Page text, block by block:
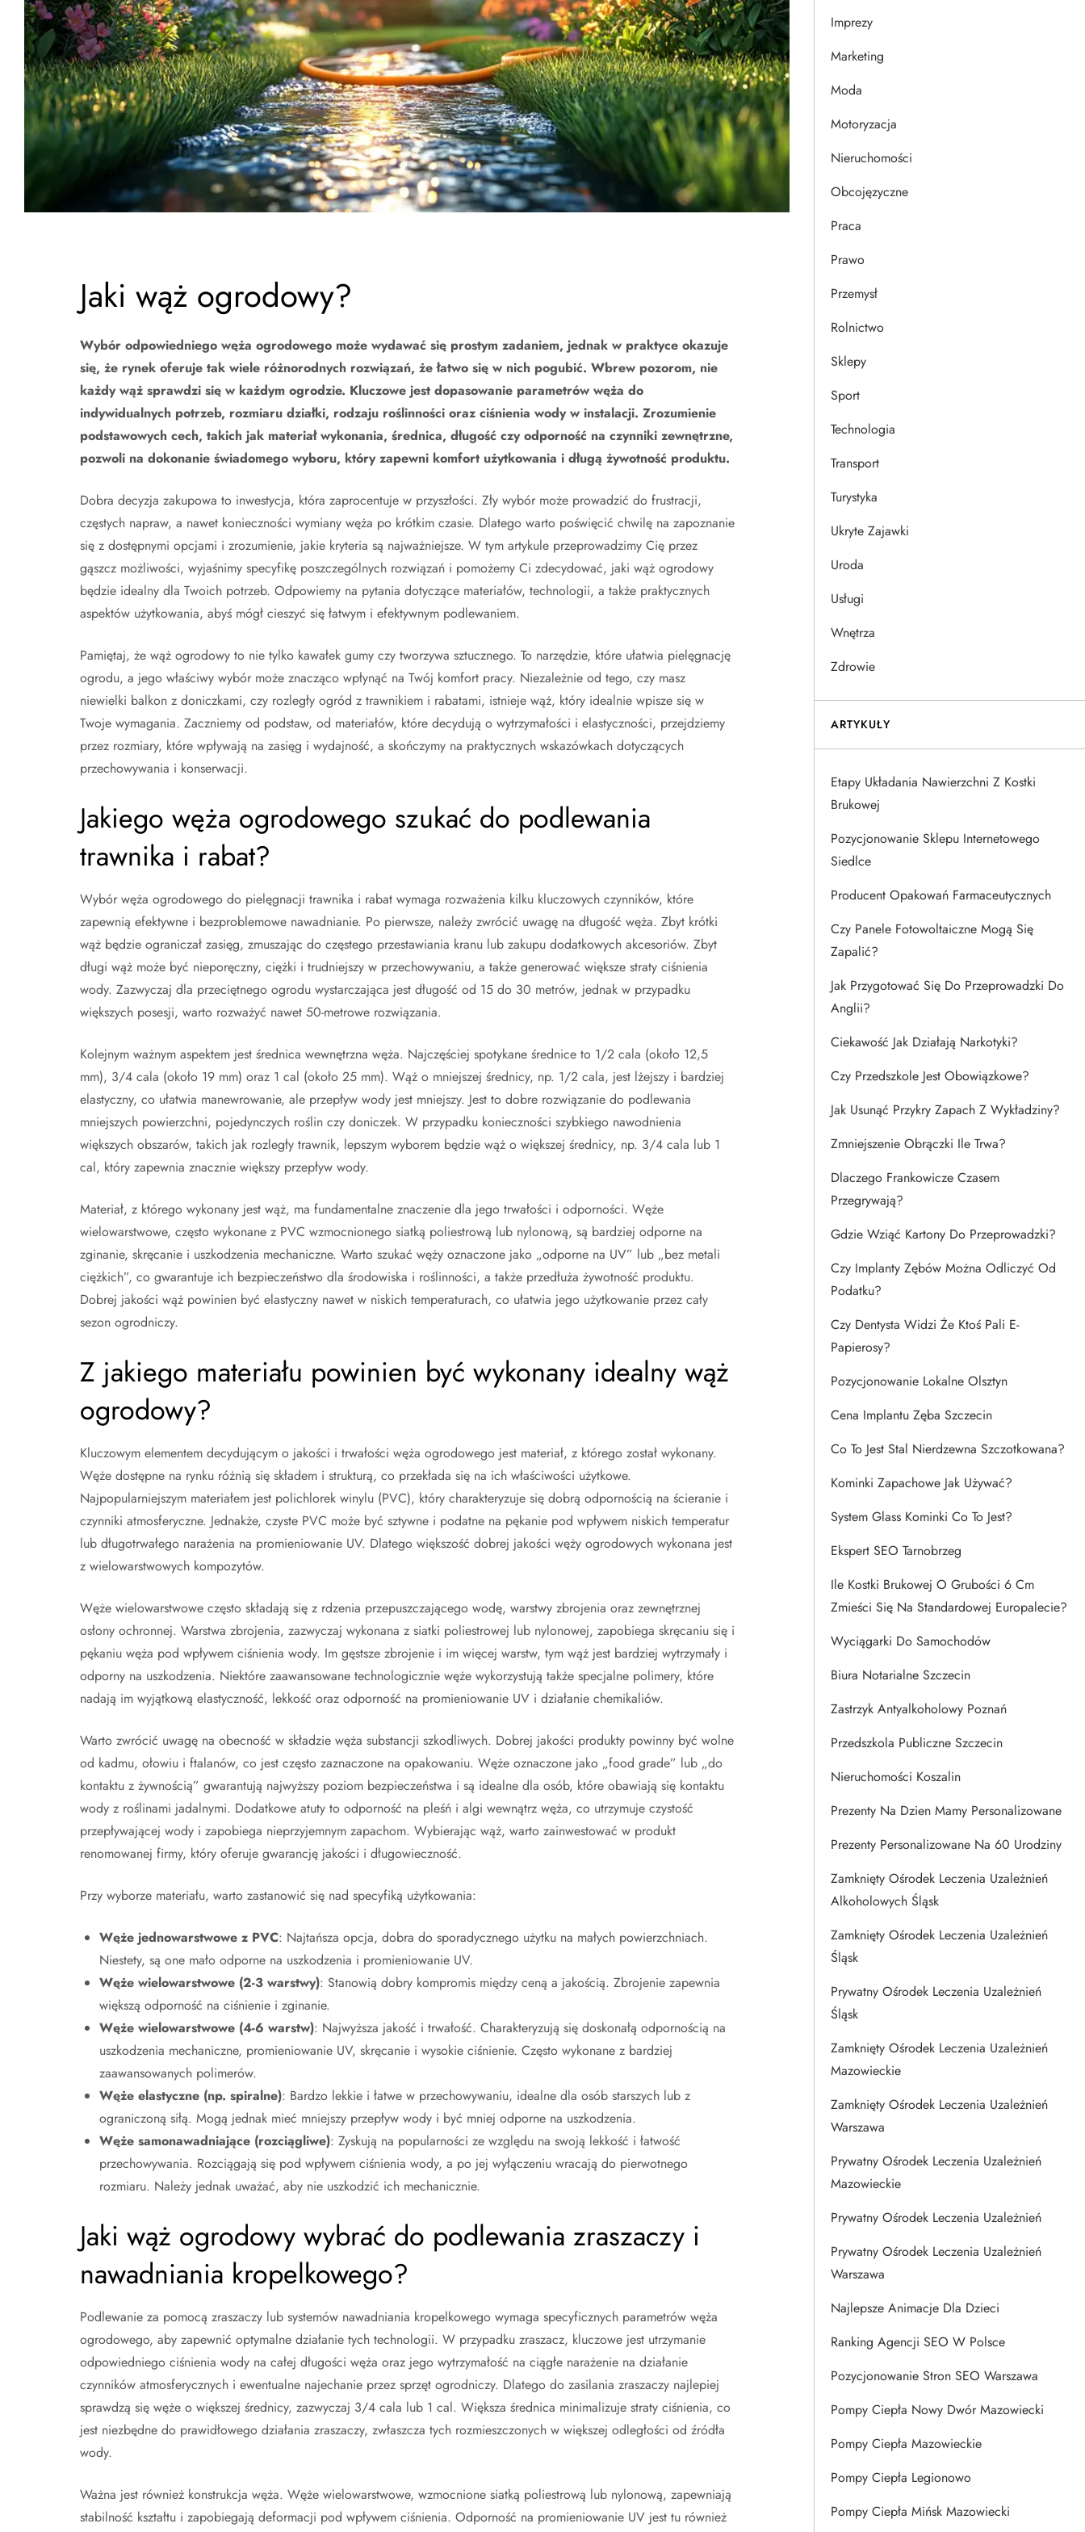
Jaki wąż ogrodowy?
Wybór odpowiedniego węża ogrodowego może wydawać się prostym zadaniem, jednak w praktyce okazuje
się, że rynek oferuje tak wiele różnorodnych rozwiązań, że łatwo się w nich pogubić. Wbrew pozorom, nie
każdy wąż sprawdzi się w każdym ogrodzie. Kluczowe jest dopasowanie parametrów węża do
indywidualnych potrzeb, rozmiaru działki, rodzaju roślinności oraz ciśnienia wody w instalacji. Zrozumienie
podstawowych cech, takich jak materiał wykonania, średnica, długość czy odporność na czynniki zewnętrzne,
pozwoli na dokonanie świadomego wyboru, który zapewni komfort użytkowania i długą żywotność produktu.
Dobra decyzja zakupowa to inwestycja, która zaprocentuje w przyszłości. Zły wybór może prowadzić do frustracji,
częstych napraw, a nawet konieczności wymiany węża po krótkim czasie. Dlatego warto poświęcić chwilę na zapoznanie
się z dostępnymi opcjami i zrozumienie, jakie kryteria są najważniejsze. W tym artykule przeprowadzimy Cię przez
gąszcz możliwości, wyjaśnimy specyfikę poszczególnych rozwiązań i pomożemy Ci zdecydować, jaki wąż ogrodowy
będzie idealny dla Twoich potrzeb. Odpowiemy na pytania dotyczące materiałów, technologii, a także praktycznych
aspektów użytkowania, abyś mógł cieszyć się łatwym i efektywnym podlewaniem.
Pamiętaj, że wąż ogrodowy to nie tylko kawałek gumy czy tworzywa sztucznego. To narzędzie, które ułatwia pielęgnację
ogrodu, a jego właściwy wybór może znacząco wpłynąć na Twój komfort pracy. Niezależnie od tego, czy masz
niewielki balkon z doniczkami, czy rozległy ogród z trawnikiem i rabatami, istnieje wąż, który idealnie wpisze się w
Twoje wymagania. Zaczniemy od podstaw, od materiałów, które decydują o wytrzymałości i elastyczności, przejdziemy
przez rozmiary, które wpływają na zasięg i wydajność, a skończymy na praktycznych wskazówkach dotyczących
przechowywania i konserwacji.
Jakiego węża ogrodowego szukać do podlewania
trawnika i rabat?
Wybór węża ogrodowego do pielęgnacji trawnika i rabat wymaga rozważenia kilku kluczowych czynników, które
zapewnią efektywne i bezproblemowe nawadnianie. Po pierwsze, należy zwrócić uwagę na długość węża. Zbyt krótki
wąż będzie ograniczał zasięg, zmuszając do częstego przestawiania kranu lub zakupu dodatkowych akcesoriów. Zbyt
długi wąż może być nieporęczny, ciężki i trudniejszy w przechowywaniu, a także generować większe straty ciśnienia
wody. Zazwyczaj dla przeciętnego ogrodu wystarczająca jest długość od 15 do 30 metrów, jednak w przypadku
większych posesji, warto rozważyć nawet 50-metrowe rozwiązania.
Kolejnym ważnym aspektem jest średnica wewnętrzna węża. Najczęściej spotykane średnice to 1/2 cala (około 12,5
mm), 3/4 cala (około 19 mm) oraz 1 cal (około 25 mm). Wąż o mniejszej średnicy, np. 1/2 cala, jest lżejszy i bardziej
elastyczny, co ułatwia manewrowanie, ale przepływ wody jest mniejszy. Jest to dobre rozwiązanie do podlewania
mniejszych powierzchni, pojedynczych roślin czy doniczek. W przypadku konieczności szybkiego nawodnienia
większych obszarów, takich jak rozległy trawnik, lepszym wyborem będzie wąż o większej średnicy, np. 3/4 cala lub 1
cal, który zapewnia znacznie większy przepływ wody.
Materiał, z którego wykonany jest wąż, ma fundamentalne znaczenie dla jego trwałości i odporności. Węże
wielowarstwowe, często wykonane z PVC wzmocnionego siatką poliestrową lub nylonową, są bardziej odporne na
zginanie, skręcanie i uszkodzenia mechaniczne. Warto szukać węży oznaczone jako „odporne na UV” lub „bez metali
ciężkich”, co gwarantuje ich bezpieczeństwo dla środowiska i roślinności, a także przedłuża żywotność produktu.
Dobrej jakości wąż powinien być elastyczny nawet w niskich temperaturach, co ułatwia jego użytkowanie przez cały
sezon ogrodniczy.
Z jakiego materiału powinien być wykonany idealny wąż
ogrodowy?
Kluczowym elementem decydującym o jakości i trwałości węża ogrodowego jest materiał, z którego został wykonany.
Węże dostępne na rynku różnią się składem i strukturą, co przekłada się na ich właściwości użytkowe.
Najpopularniejszym materiałem jest polichlorek winylu (PVC), który charakteryzuje się dobrą odpornością na ścieranie i
czynniki atmosferyczne. Jednakże, czyste PVC może być sztywne i podatne na pękanie pod wpływem niskich temperatur
lub długotrwałego narażenia na promieniowanie UV. Dlatego większość dobrej jakości węży ogrodowych wykonana jest
z wielowarstwowych kompozytów.
Węże wielowarstwowe często składają się z rdzenia przepuszczającego wodę, warstwy zbrojenia oraz zewnętrznej
osłony ochronnej. Warstwa zbrojenia, zazwyczaj wykonana z siatki poliestrowej lub nylonowej, zapobiega skręcaniu się i
pękaniu węża pod wpływem ciśnienia wody. Im gęstsze zbrojenie i im więcej warstw, tym wąż jest bardziej wytrzymały i
odporny na uszkodzenia. Niektóre zaawansowane technologicznie węże wykorzystują także specjalne polimery, które
nadają im wyjątkową elastyczność, lekkość oraz odporność na promieniowanie UV i działanie chemikaliów.
Warto zwrócić uwagę na obecność w składzie węża substancji szkodliwych. Dobrej jakości produkty powinny być wolne
od kadmu, ołowiu i ftalanów, co jest często zaznaczone na opakowaniu. Węże oznaczone jako „food grade” lub „do
kontaktu z żywnością” gwarantują najwyższy poziom bezpieczeństwa i są idealne dla osób, które obawiają się kontaktu
wody z roślinami jadalnymi. Dodatkowe atuty to odporność na pleśń i algi wewnątrz węża, co utrzymuje czystość
przepływającej wody i zapobiega nieprzyjemnym zapachom. Wybierając wąż, warto zainwestować w produkt
renomowanej firmy, który oferuje gwarancję jakości i długowieczność.
Przy wyborze materiału, warto zastanowić się nad specyfiką użytkowania:
Węże jednowarstwowe z PVC: Najtańsza opcja, dobra do sporadycznego użytku na małych powierzchniach.
Niestety, są one mało odporne na uszkodzenia i promieniowanie UV.
Węże wielowarstwowe (2-3 warstwy): Stanowią dobry kompromis między ceną a jakością. Zbrojenie zapewnia
większą odporność na ciśnienie i zginanie.
Węże wielowarstwowe (4-6 warstw): Najwyższa jakość i trwałość. Charakteryzują się doskonałą odpornością na
uszkodzenia mechaniczne, promieniowanie UV, skręcanie i wysokie ciśnienie. Często wykonane z bardziej
zaawansowanych polimerów.
Węże elastyczne (np. spiralne): Bardzo lekkie i łatwe w przechowywaniu, idealne dla osób starszych lub z
ograniczoną siłą. Mogą jednak mieć mniejszy przepływ wody i być mniej odporne na uszkodzenia.
Węże samonawadniające (rozciągliwe): Zyskują na popularności ze względu na swoją lekkość i łatwość
przechowywania. Rozciągają się pod wpływem ciśnienia wody, a po jej wyłączeniu wracają do pierwotnego
rozmiaru. Należy jednak uważać, aby nie uszkodzić ich mechanicznie.
Jaki wąż ogrodowy wybrać do podlewania zraszaczy i
nawadniania kropelkowego?
Podlewanie za pomocą zraszaczy lub systemów nawadniania kropelkowego wymaga specyficznych parametrów węża
ogrodowego, aby zapewnić optymalne działanie tych technologii. W przypadku zraszacz, kluczowe jest utrzymanie
odpowiedniego ciśnienia wody na całej długości węża oraz jego wytrzymałość na ciągłe narażenie na działanie
czynników atmosferycznych i ewentualne najechanie przez sprzęt ogrodniczy. Dlatego do zasilania zraszaczy najlepiej
sprawdzą się węże o większej średnicy, zazwyczaj 3/4 cala lub 1 cal. Większa średnica minimalizuje straty ciśnienia, co
jest niezbędne do prawidłowego działania zraszaczy, zwłaszcza tych rozmieszczonych w większej odległości od źródła
wody.
Ważna jest również konstrukcja węża. Węże wielowarstwowe, wzmocnione siatką poliestrową lub nylonową, zapewniają
stabilność kształtu i zapobiegają deformacji pod wpływem ciśnienia. Odporność na promieniowanie UV jest tu również
Imprezy
Marketing
Moda
Motoryzacja
Nieruchomości
Obcojęzyczne
Praca
Prawo
Przemysł
Rolnictwo
Sklepy
Sport
Technologia
Transport
Turystyka
Ukryte Zajawki
Uroda
Usługi
Wnętrza
Zdrowie
ARTYKUŁY
Etapy Układania Nawierzchni Z Kostki
Brukowej
Pozycjonowanie Sklepu Internetowego
Siedlce
Producent Opakowań Farmaceutycznych
Czy Panele Fotowoltaiczne Mogą Się
Zapalić?
Jak Przygotować Się Do Przeprowadzki Do
Anglii?
Ciekawość Jak Działają Narkotyki?
Czy Przedszkole Jest Obowiązkowe?
Jak Usunąć Przykry Zapach Z Wykładziny?
Zmniejszenie Obrączki Ile Trwa?
Dlaczego Frankowicze Czasem
Przegrywają?
Gdzie Wziąć Kartony Do Przeprowadzki?
Czy Implanty Zębów Można Odliczyć Od
Podatku?
Czy Dentysta Widzi Że Ktoś Pali E-
Papierosy?
Pozycjonowanie Lokalne Olsztyn
Cena Implantu Zęba Szczecin
Co To Jest Stal Nierdzewna Szczotkowana?
Kominki Zapachowe Jak Używać?
System Glass Kominki Co To Jest?
Ekspert SEO Tarnobrzeg
Ile Kostki Brukowej O Grubości 6 Cm
Zmieści Się Na Standardowej Europalecie?
Wyciągarki Do Samochodów
Biura Notarialne Szczecin
Zastrzyk Antyalkoholowy Poznań
Przedszkola Publiczne Szczecin
Nieruchomości Koszalin
Prezenty Na Dzien Mamy Personalizowane
Prezenty Personalizowane Na 60 Urodziny
Zamknięty Ośrodek Leczenia Uzależnień
Alkoholowych Śląsk
Zamknięty Ośrodek Leczenia Uzależnień
Śląsk
Prywatny Ośrodek Leczenia Uzależnień
Śląsk
Zamknięty Ośrodek Leczenia Uzależnień
Mazowieckie
Zamknięty Ośrodek Leczenia Uzależnień
Warszawa
Prywatny Ośrodek Leczenia Uzależnień
Mazowieckie
Prywatny Ośrodek Leczenia Uzależnień
Prywatny Ośrodek Leczenia Uzależnień
Warszawa
Najlepsze Animacje Dla Dzieci
Ranking Agencji SEO W Polsce
Pozycjonowanie Stron SEO Warszawa
Pompy Ciepła Nowy Dwór Mazowiecki
Pompy Ciepła Mazowieckie
Pompy Ciepła Legionowo
Pompy Ciepła Mińsk Mazowiecki